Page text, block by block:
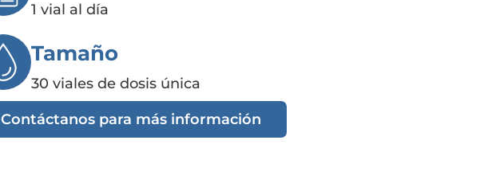
1 vial al día
Tamaño
30 viales de dosis única
Contáctanos para más información